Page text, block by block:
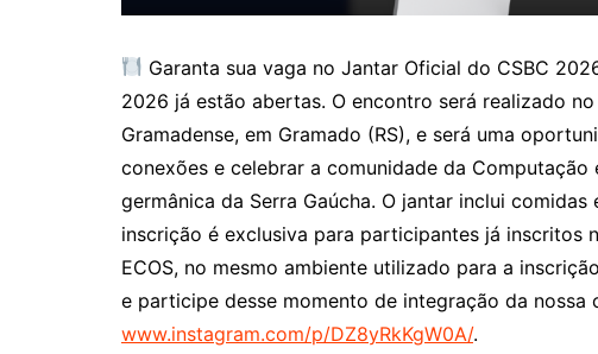
Garanta sua vaga no Jantar Oficial do CSBC
2026 já estão abertas. O encontro será realizado
Gramadense, em Gramado (RS), e será uma
conexões e celebrar a comunidade da
germânica da Serra Gaúcha. O jantar inclui
inscrição é exclusiva para participantes já inscritos
ECOS, no mesmo ambiente utilizado para a
e participe desse momento de integração da nossa
www.instagram.com/p/DZ8yRkKgW0A/.